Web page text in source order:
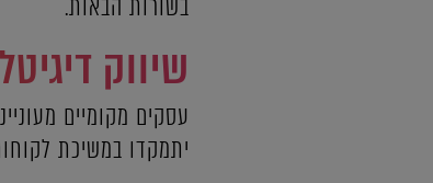
שיווק
עסקים מקומיים
יתמקדו במשיכת